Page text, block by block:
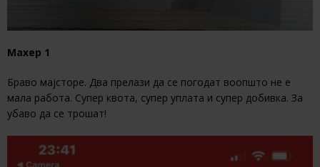
Махер 1
Браво мајсторе. Два прелази да се погодат воопшто не е
мала работа. Супер квота, супер уплата и супер добивка. За
убаво да се трошат!